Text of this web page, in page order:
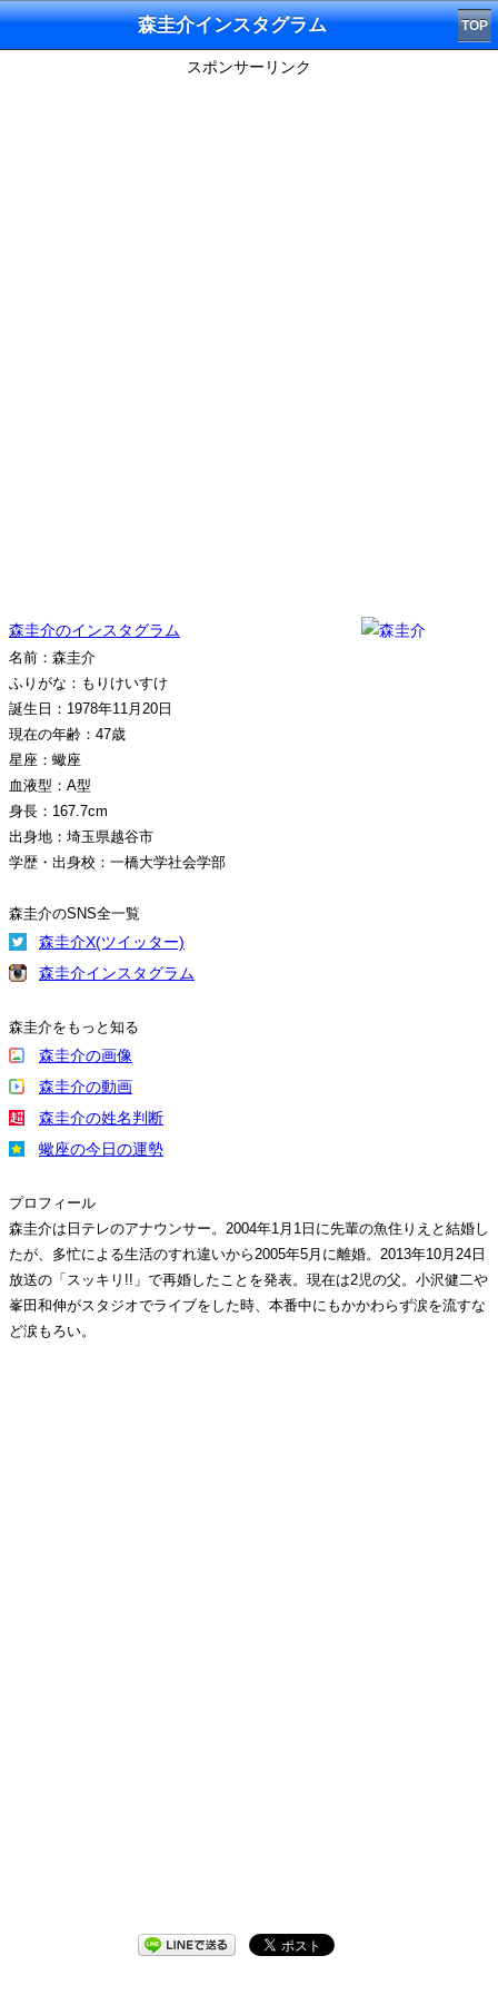
森圭介インスタグラム TOP
スポンサーリンク
森圭介のインスタグラム
名前：森圭介
ふりがな：もりけいすけ
誕生日：1978年11月20日
現在の年齢：47歳
星座：蠍座
血液型：A型
身長：167.7cm
出身地：埼玉県越谷市
学歴・出身校：一橋大学社会学部
森圭介のSNS全一覧
森圭介X(ツイッター)
森圭介インスタグラム
森圭介をもっと知る
森圭介の画像
森圭介の動画
森圭介の姓名判断
蠍座の今日の運勢
プロフィール
森圭介は日テレのアナウンサー。2004年1月1日に先輩の魚住りえと結婚し
たが、多忙による生活のすれ違いから2005年5月に離婚。2013年10月24日
放送の「スッキリ!!」で再婚したことを発表。現在は2児の父。小沢健二や
峯田和伸がスタジオでライブをした時、本番中にもかかわらず涙を流すな
ど涙もろい。